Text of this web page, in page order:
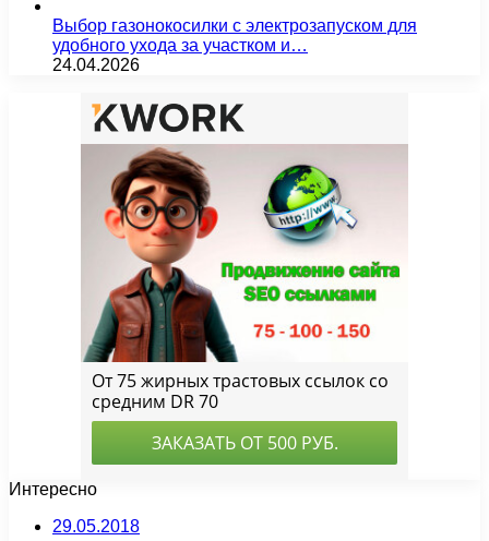
Выбор газонокосилки с электрозапуском для
удобного ухода за участком и…
24.04.2026
Интересно
29.05.2018